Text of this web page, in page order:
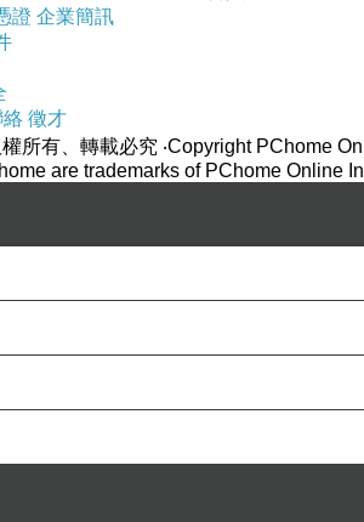
證 企業簡訊
絡 徵才
權所有、轉載必究 ‧Copyright PChome
are trademarks of PChome Online